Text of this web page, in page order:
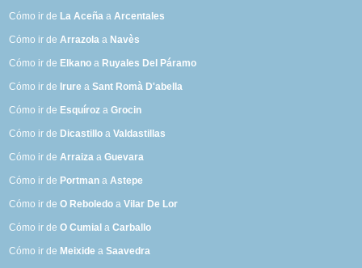
Cómo ir de La Aceña aArcentales
Cómo ir deArrazola a Navès
Cómo ir de Elkano a Ruyales Del Páramo
Cómo ir de Irure aSant Romà D'abella
Cómo ir de Esquíroz aGrocin
Cómo ir de Dicastillo aValdastillas
Cómo ir deArraiza aGuevara
Cómo ir de Portman aAstepe
Cómo ir deO Reboledo aVilar De Lor
Cómo ir deO Cumial aCarballo
Cómo ir de Meixide aSaavedra